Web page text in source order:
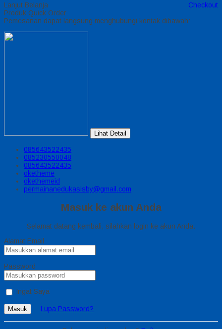
Lanjut Belanja
Checkout
Produk Quick Order
Pemesanan dapat langsung menghubungi kontak dibawah:
Lihat Detail
085643522435
085230550048
085643522435
oketheme
okethemeid
permainanedukasisby@gmail.com
Masuk ke akun Anda
Selamat datang kembali, silahkan login ke akun Anda.
Alamat Email
Password
Ingat Saya
Masuk Lupa Password?